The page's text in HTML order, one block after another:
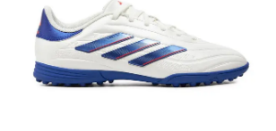
varianti.
opzioni
possono